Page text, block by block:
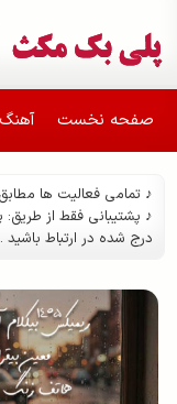
صفحه نخست
♪ تمامی فعالیت ها
♪ پشتیبانی فقط از طریق:
درج شده در ارتباط باشید .